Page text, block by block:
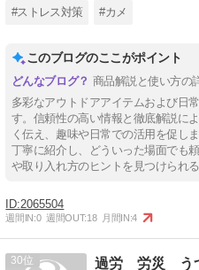
#ストレス対策 #カメ
このブログのここがポイント
商品解説と使い方の
多彩なアウトドアアイテムおよび日
す。信頼性の高い情報と徹底解説に
く伝え、趣味や日常での活用を促し
丁寧に紹介し、どういった場面でも
や取り入れ方のヒントを見つけられる
2065504
週間IN:0 週間OUT:18 月間IN:4
30 過労 労災 う